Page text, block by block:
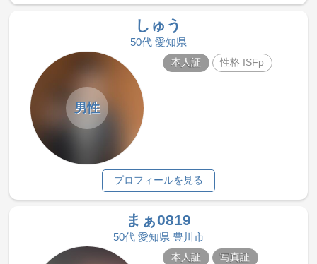
しゅう
50代 愛知県
男性
本人証 性格 ISFp
プロフィールを見る
まぁ0819
50代 愛知県 豊川市
本人証
写真証